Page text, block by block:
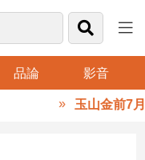
品論 影音
玉山金前7月